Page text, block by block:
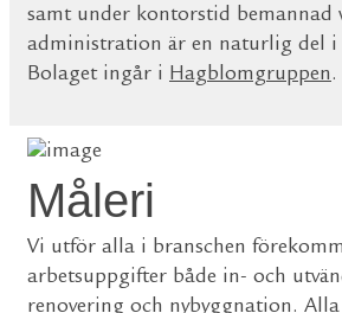
samt under kontorstid bemannad
administration är en naturlig del i
Bolaget ingår i Hagblomgruppen.
Måleri
Vi utför alla i branschen
arbetsuppgifter både in- och
renovering och nybyggnation.